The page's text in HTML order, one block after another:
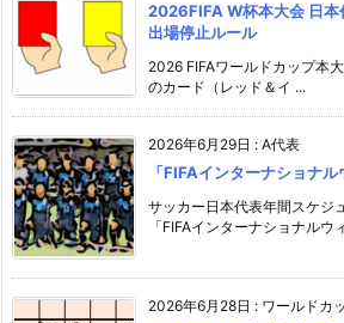
2026FIFA W杯本大会 日本
出場停止ルール
2026 FIFAワールドカップ本
のカード（レッド＆イ ...
2026年6月29日 : A代表
「FIFAインターナショナ
サッカー日本代表年間スケジ
「FIFAインターナショナルウ
2026年6月28日 : ワールドカ